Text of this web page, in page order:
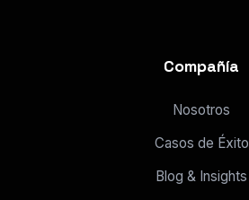
Compañía
Nosotros
Casos de Éxito
Blog & Insights